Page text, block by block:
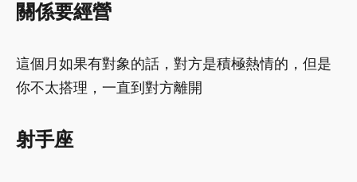
關係要經營
這個月如果有對象的話，對方是積極熱情的，但是
你不太搭理，一直到對方離開
射手座